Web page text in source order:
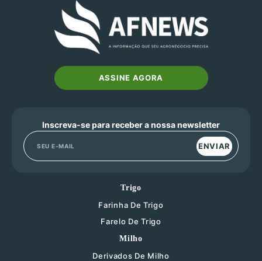
ASSINE AGORA
Inscreva-se para receber a nossa newsletter
ENVIAR
Trigo
Farinha De Trigo
Farelo De Trigo
Milho
Derivados De Milho